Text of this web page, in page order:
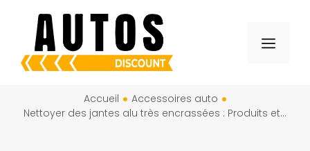
contenu
Menu
Accueil
Accessoires auto
Nettoyer des jantes alu très encrassées : Produits et astuces maison